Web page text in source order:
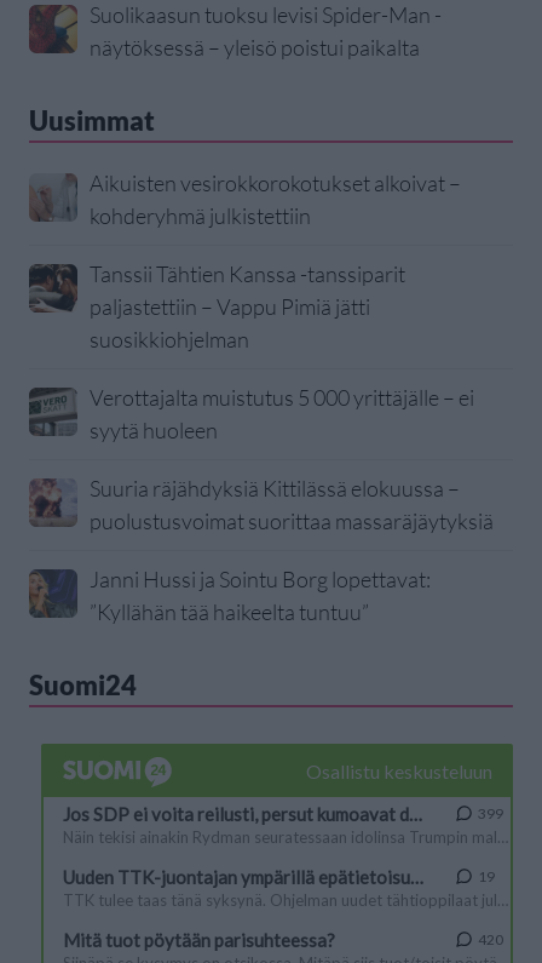
Suolikaasun tuoksu levisi Spider-Man -
näytöksessä – yleisö poistui paikalta
Uusimmat
Aikuisten vesirokkorokotukset alkoivat –
kohderyhmä julkistettiin
Tanssii Tähtien Kanssa -tanssiparit
paljastettiin – Vappu Pimiä jätti
suosikkiohjelman
Verottajalta muistutus 5 000 yrittäjälle – ei
syytä huoleen
Suuria räjähdyksiä Kittilässä elokuussa –
puolustusvoimat suorittaa massaräjäytyksiä
Janni Hussi ja Sointu Borg lopettavat:
”Kyllähän tää haikeelta tuntuu”
Suomi24